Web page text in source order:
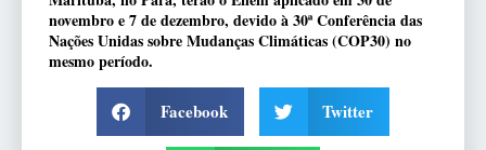
novembro e 7 de dezembro, devido à 30ª Conferência das
Nações Unidas sobre Mudanças Climáticas (COP30) no
mesmo período.
Facebook Twitter